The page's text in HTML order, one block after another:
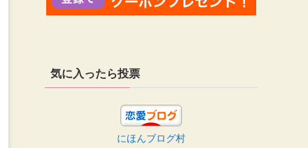
気に入ったら投票
にほんブログ村